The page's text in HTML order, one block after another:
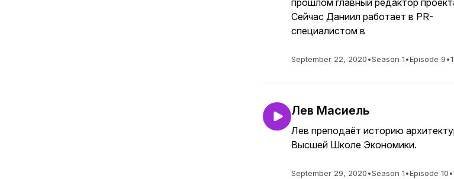
прошлом главный редактор
Сейчас Даниил работает в PR-
специалистом в
September 22, 2020•Season 1•Episode 9•
Лев Масиель
Лев преподаёт историю
Высшей Школе Экономики.
September 29, 2020•Season 1•Episode 10•